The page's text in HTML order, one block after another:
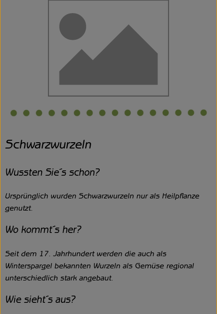
Schwarzwurzeln
Wussten Sie´s schon?
Ursprünglich wurden Schwarzwurzeln nur als Heilpflanze
genutzt.
Wo kommt´s her?
Seit dem 17. Jahrhundert werden die auch als
Winterspargel bekannten Wurzeln als Gemüse regional
unterschiedlich stark angebaut.
Wie sieht´s aus?